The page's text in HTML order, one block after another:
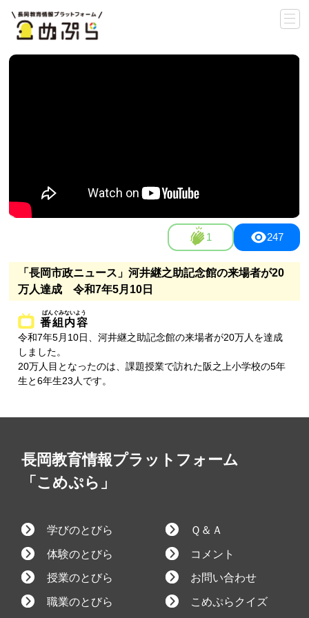
1 247
「長岡市政ニュース」河井継之助記念館の来場者が20
万人達成 令和7年5月10日
番組内容
令和7年5月10日、河井継之助記念館の来場者が20万人を達成
しました。
20万人目となったのは、課題授業で訪れた阪之上小学校の5年
生と6年生23人です。
長岡教育情報プラットフォーム
「こめぷら」
学びのとびら
体験のとびら
授業のとびら
職業のとびら
Ｑ＆Ａ
コメント
お問い合わせ
こめぷらクイズ